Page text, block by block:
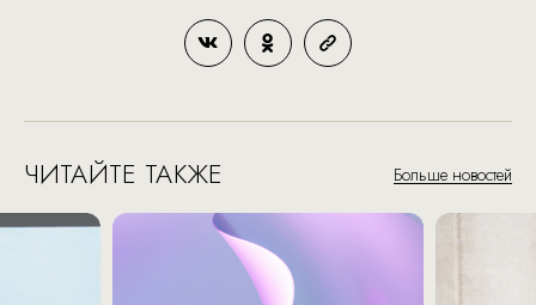
ЧИТАЙТЕ ТАКЖЕ Больше новостей